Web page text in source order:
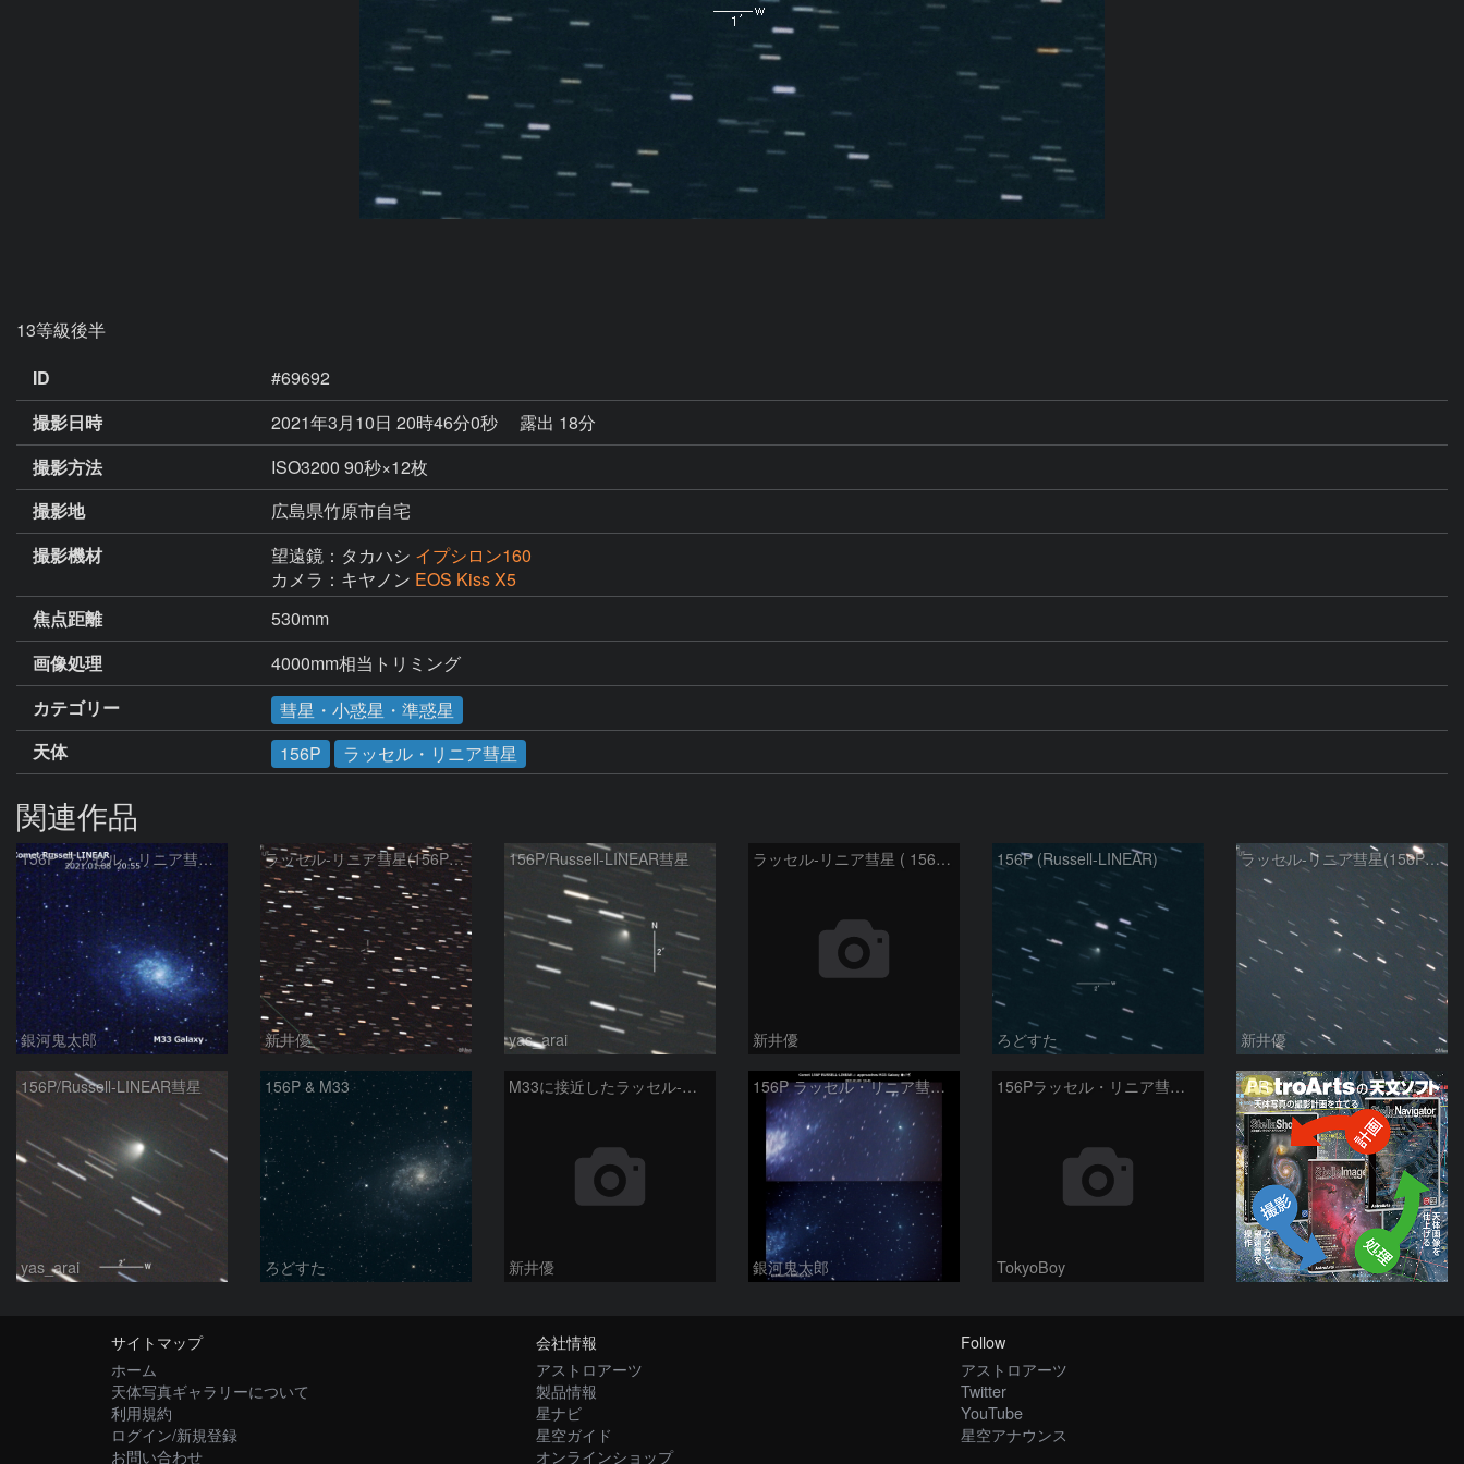
13等級後半
ID
#69692
撮影日時
2021年3月10日 20時46分0秒
露出 18分
撮影方法
ISO3200 90秒×12枚
撮影地
広島県竹原市自宅
撮影機材
望遠鏡：タカハシ イプシロン160
カメラ：キヤノン EOS Kiss X5
焦点距離
530mm
画像処理
4000mm相当トリミング
カテゴリー
彗星・小惑星・準惑星
天体
156P ラッセル・リニア彗星
関連作品
156P ラッセル・リニア彗星 & M33
銀河鬼太郎
ラッセル-リニア彗星(156P)：2021/03/15
新井優
156P/Russell-LINEAR彗星
yas_arai
ラッセル-リニア彗星 ( 156P )：2021/02/06
新井優
156P (Russell-LINEAR)
ろどすた
ラッセル-リニア彗星(156P)：2021/01/18
新井優
156P/Russell-LINEAR彗星
yas_arai
156P & M33
ろどすた
M33に接近したラッセル-リニア彗星：2021/01/10
新井優
156P ラッセル・リニア彗星 ☄ M33に最接近🌌
銀河鬼太郎
156Pラッセル・リニア彗星とM33銀河の接近
TokyoBoy
PR
サイトマップ
ホーム
天体写真ギャラリーについて
利用規約
ログイン/新規登録
お問い合わせ
会社情報
アストロアーツ
製品情報
星ナビ
星空ガイド
オンラインショップ
Follow
アストロアーツ
Twitter
YouTube
星空アナウンス